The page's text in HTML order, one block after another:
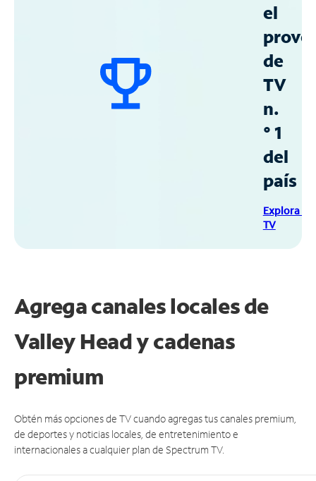
el
de
TV
n.
° 1
del
país
Explora
TV
Agrega canales locales de
Valley Head y cadenas
premium
Obtén más opciones de TV cuando agregas tus canales premium,
de deportes y noticias locales, de entretenimiento e
internacionales a cualquier plan de Spectrum TV.